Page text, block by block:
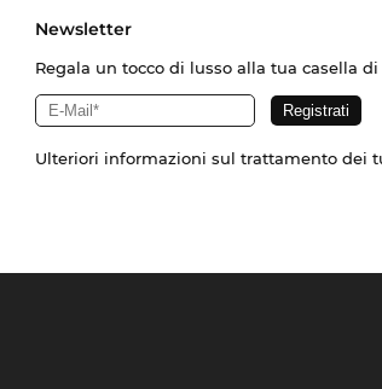
Newsletter
Regala un tocco di lusso alla tua casella
Ulteriori informazioni sul trattamento dei